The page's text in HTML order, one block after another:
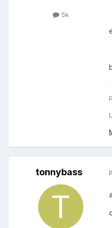
5k
tonnybass